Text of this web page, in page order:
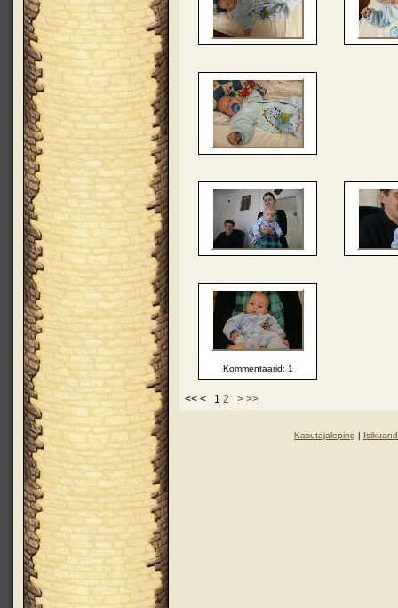
Kommentaarid: 1
<< < 1 2 > >>
Kasutajaleping |